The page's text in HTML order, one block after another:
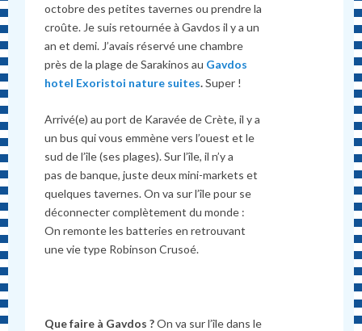
octobre des petites tavernes ou prendre la
croûte. Je suis retournée à Gavdos il y a un
an et demi. J’avais réservé une chambre
près de la plage de Sarakinos au Gavdos
hotel Exoristoi nature suites.Super !
Arrivé(e) au port de Karavée de Crète, il y a
un bus qui vous emmène vers l’ouest et le
sud de l’île (ses plages). Sur l’île, il n’y a
pas de banque, juste deux mini-markets et
quelques tavernes. On va sur l’île pour se
déconnecter complètement du monde :
On remonte les batteries en retrouvant
une vie type Robinson Crusoé.
Que faire à Gavdos ?On va sur l’île dans le